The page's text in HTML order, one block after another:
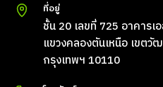
ที่อยู่
ชั้น 20 เลขที่ 725 อาคารเ
แขวงคลองตันเหนือ เขตวั
กรุงเทพฯ 10110